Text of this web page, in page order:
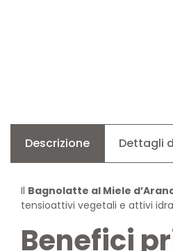
Descrizione Dettagli
Il Bagnolatte al Miele
tensioattivi vegetali e attivi
Benefici